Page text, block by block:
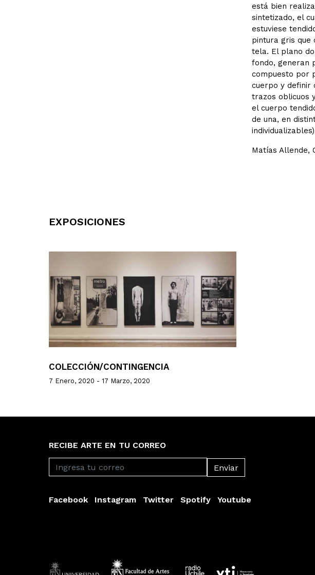
está bien
sintetizado, el
estuviese
pintura gris que
tela. El plano
fondo, generan
compuesto por
cuerpo y definir
trazos oblicuos
el cuerpo
de una, en
Matías Allende,
EXPOSICIONES
COLECCIÓN/CONTINGENCIA
7 Enero, 2020 - 17 Marzo, 2020
RECIBE ARTE EN TU CORREO
Facebook Instagram Twitter Spotify Youtube